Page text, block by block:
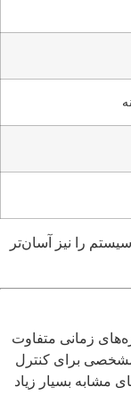
را نیز آسان‌تر
زمانی متفاوت
مشخصی برای کنترل
مشابه بسیار زیاد